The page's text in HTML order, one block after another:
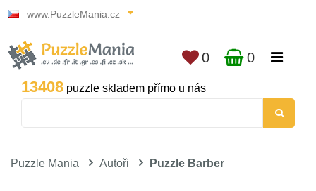
www.PuzzleMania.cz
13408 puzzle skladem přímo u nás
0 0
Puzzle Mania Autoři Puzzle Barber